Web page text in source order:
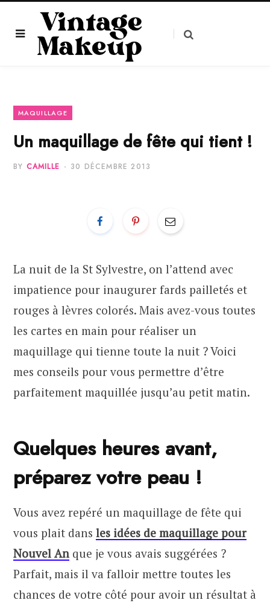
MAQUILLAGE
Un maquillage de fête qui tient !
BY CAMILLE 30 DÉCEMBRE 2013
La nuit de la St Sylvestre, on l’attend avec
impatience pour inaugurer fards pailletés et
rouges à lèvres colorés. Mais avez-vous toutes
les cartes en main pour réaliser un
maquillage qui tienne toute la nuit ? Voici
mes conseils pour vous permettre d’être
parfaitement maquillée jusqu’au petit matin.
Quelques heures avant,
préparez votre peau !
Vous avez repéré un maquillage de fête qui
vous plait dans les idées de maquillage pour
Nouvel An que je vous avais suggérées ?
Parfait, mais il va falloir mettre toutes les
chances de votre côté pour avoir un résultat à